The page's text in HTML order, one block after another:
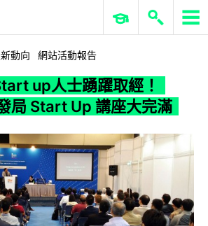
ERP 與商業 AI
動向 網站活動報告
up人士踴躍取經！
局 Start Up 講座大完滿